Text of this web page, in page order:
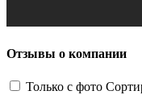
Отзывы о компании
Только с фото